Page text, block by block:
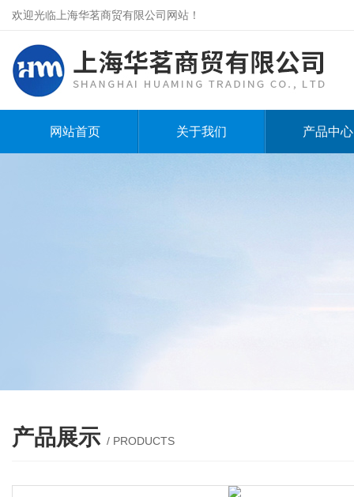
欢迎光临上海华茗商贸有限公司网站！
网站首页 关于我们 产品中心
产品展示 / PRODUCTS